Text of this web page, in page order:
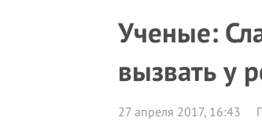
Ученые:
вызвать у
27 апреля 2017, 16:43